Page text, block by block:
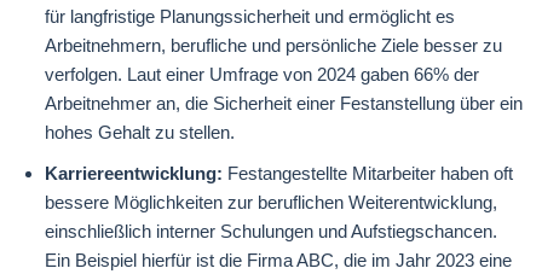
für langfristige Planungssicherheit und ermöglicht es
Arbeitnehmern, berufliche und persönliche Ziele besser zu
verfolgen. Laut einer Umfrage von 2024 gaben 66% der
Arbeitnehmer an, die Sicherheit einer Festanstellung über ein
hohes Gehalt zu stellen.
Karriereentwicklung: Festangestellte Mitarbeiter haben oft
bessere Möglichkeiten zur beruflichen Weiterentwicklung,
einschließlich interner Schulungen und Aufstiegschancen.
Ein Beispiel hierfür ist die Firma ABC, die im Jahr 2023 eine